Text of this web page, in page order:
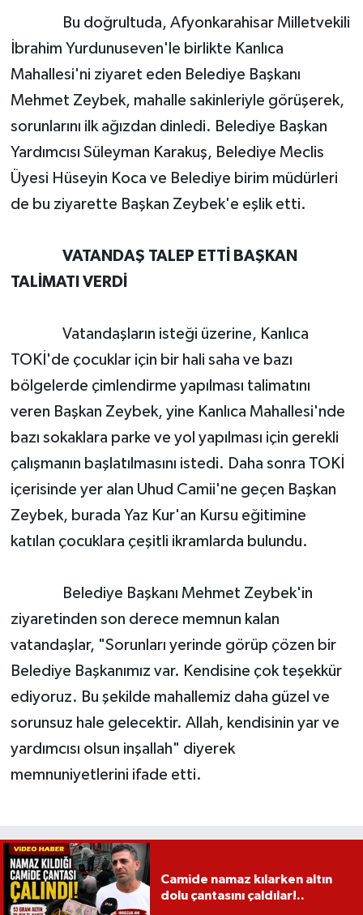
Bu doğrultuda, Afyonkarahisar Milletvekili
İbrahim Yurdunuseven'le birlikte Kanlıca
Mahallesi'ni ziyaret eden Belediye Başkanı
Mehmet Zeybek, mahalle sakinleriyle görüşerek,
sorunlarını ilk ağızdan dinledi. Belediye Başkan
Yardımcısı Süleyman Karakuş, Belediye Meclis
Üyesi Hüseyin Koca ve Belediye birim müdürleri
de bu ziyarette Başkan Zeybek'e eşlik etti.
VATANDAŞ TALEP ETTİ BAŞKAN
TALİMATI VERDİ
Vatandaşların isteği üzerine, Kanlıca
TOKİ'de çocuklar için bir hali saha ve bazı
bölgelerde çimlendirme yapılması talimatını
veren Başkan Zeybek, yine Kanlıca Mahallesi'nde
bazı sokaklara parke ve yol yapılması için gerekli
çalışmanın başlatılmasını istedi. Daha sonra TOKİ
içerisinde yer alan Uhud Camii'ne geçen Başkan
Zeybek, burada Yaz Kur'an Kursu eğitimine
katılan çocuklara çeşitli ikramlarda bulundu.
Belediye Başkanı Mehmet Zeybek'in
ziyaretinden son derece memnun kalan
vatandaşlar, "Sorunları yerinde görüp çözen bir
Belediye Başkanımız var. Kendisine çok teşekkür
ediyoruz. Bu şekilde mahallemiz daha güzel ve
sorunsuz hale gelecektir. Allah, kendisinin yar ve
yardımcısı olsun inşallah" diyerek
memnuniyetlerini ifade etti.
Camide namaz kılarken altın
dolu çantasını çaldılar!..